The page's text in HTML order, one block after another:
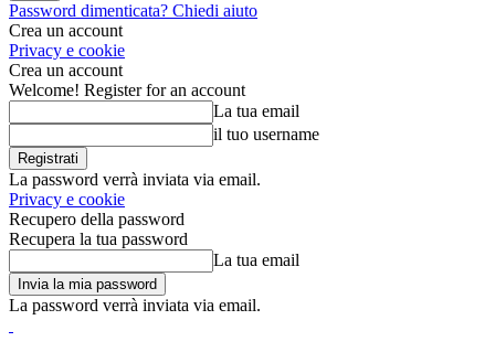
Password dimenticata? Chiedi aiuto
Crea un account
Privacy e cookie
Crea un account
Welcome! Register for an account
La tua email
il tuo username
La password verrà inviata via email.
Privacy e cookie
Recupero della password
Recupera la tua password
La tua email
La password verrà inviata via email.